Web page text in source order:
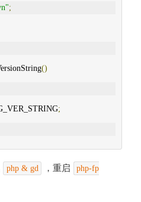
;
()
;
php & gd ，重启
php-fp